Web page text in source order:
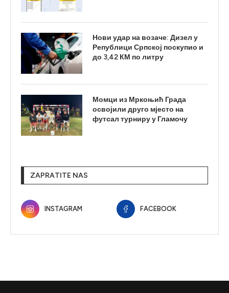
Нови удар на возаче: Дизел у
Републици Српској поскупио и
до 3,42 КМ по литру
Момци из Мркоњић Града
освојили друго мјесто на
футсал турниру у Гламочу
ZAPRATITE NAS
INSTAGRAM FACEBOOK